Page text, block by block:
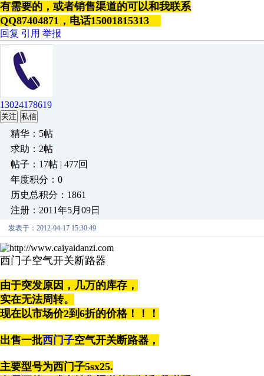
有需要的，或者销售渠道的可以和我联系
QQ87404871，电话15001815313
回复 引用 举报
13024178619
关注 私信
精华：5帖
求助：2帖
帖子：17帖 | 477回
年度积分：0
历史总积分：1861
注册：2011年5月09日
发表于：2012-04-17 15:30:49
西门子空气开关断路器
由于突发原因， 几万的库存，
实在无法周转。
现在以市场价2到6折的价格！！！
出售一批西门子空气开关断路器，
主要型号为西门子5sx25.